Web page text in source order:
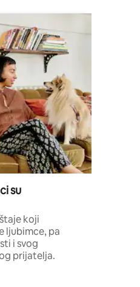
su
koji
ljubimce, pa
i svog
prijatelja.